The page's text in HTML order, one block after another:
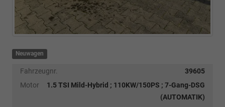
Neuwagen
Fahrzeugnr.
39605
Motor
1.5 TSI Mild-Hybrid ; 110KW/150PS ; 7-Gang-DSG
(AUTOMATIK)